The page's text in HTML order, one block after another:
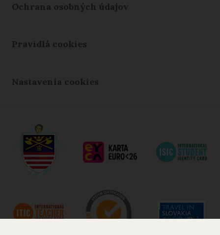
Ochrana osobných údajov
Pravidlá cookies
Nastavenia cookies